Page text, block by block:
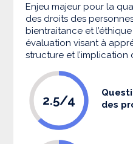
Enjeu majeur pour la
des droits des
bientraitance et l’éthique
évaluation visant à
structure et l’implication
2.5/4
des